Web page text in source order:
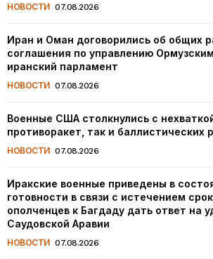
НОВОСТИ 07.08.2026
Иран и Оман договорились об общих
соглашения по управлению
иранский парламент
НОВОСТИ 07.08.2026
Военные США столкнулись с
противоракет, так и
НОВОСТИ 07.08.2026
Иракские военные приведены в
готовности в связи с истечением
ополченцев к Багдаду дать ответ на
Саудовской Аравии
НОВОСТИ 07.08.2026